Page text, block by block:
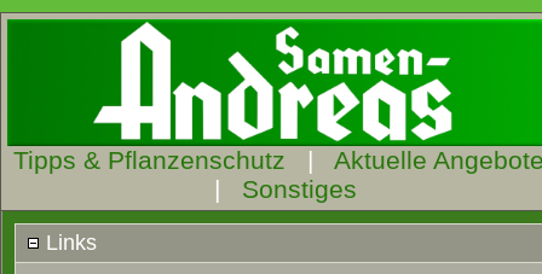
Tipps & Pflanzenschutz | Aktuelle
| Sonstiges
Links